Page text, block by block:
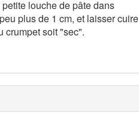
louche de pâte dans
plus de 1 cm, et laisser cuire
crumpet soit "sec".